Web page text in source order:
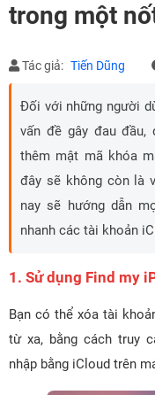
trong một
Tác giả: Tiến Dũng
Đối với những người
vấn đề gây đau
thêm mật mã khóa
đây sẽ không còn là
nay sẽ hướng dẫn
nhanh các tài khoản
1. Sử dụng Find my
Bạn có thể xóa tài
từ xa, bằng cách truy
nhập bằng iCloud trên